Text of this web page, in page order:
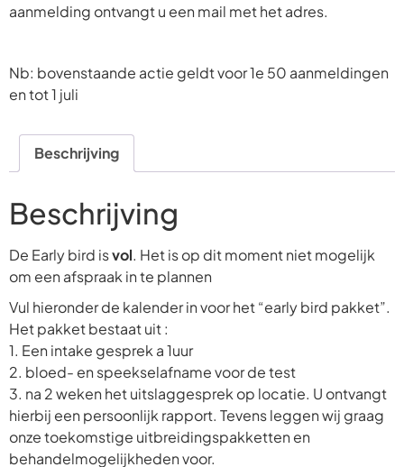
aanmelding ontvangt u een mail met het adres.
Nb: bovenstaande actie geldt voor 1e 50 aanmeldingen
en tot 1 juli
Beschrijving
Beschrijving
De Early bird isvol. Het is op dit moment niet mogelijk
om een afspraak in te plannen
Vul hieronder de kalender in voor het “early bird pakket”.
Het pakket bestaat uit :
1. Een intake gesprek a 1uur
2. ⁠bloed- en speekselafname voor de test
3. ⁠na 2 weken het uitslaggesprek op locatie. U ontvangt
hierbij een persoonlijk rapport. Tevens leggen wij graag
onze toekomstige uitbreidingspakketten en
behandelmogelijkheden voor.